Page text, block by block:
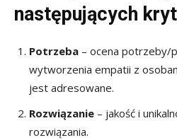
następujących
Potrzeba – ocena potrzeby/
wytworzenia empatii z
jest adresowane.
Rozwiązanie – jakość i
rozwiązania.